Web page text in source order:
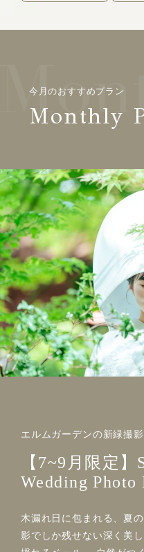
今月のおすすめプラン
Monthly
エルムガーデンの新緑撮
【7~9月限定】
Wedding Photo
木漏れ日に包まれる、夏
影でしか残せない深く美